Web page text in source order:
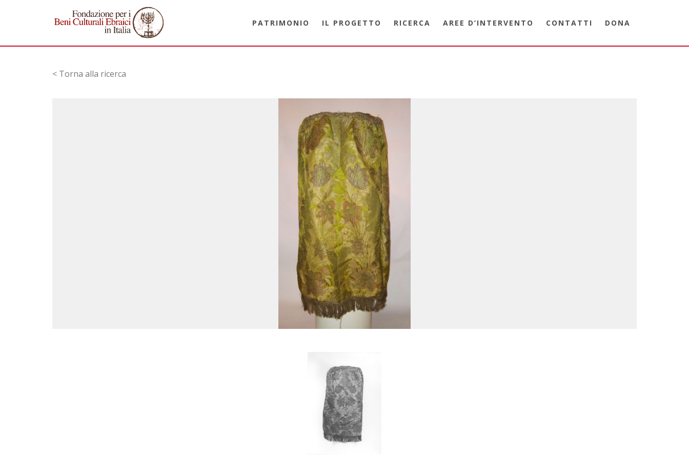
PATRIMONIO IL PROGETTO RICERCA AREE D’INTERVENTO CONTATTI DONA
< Torna alla ricerca